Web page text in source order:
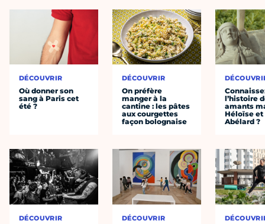
DÉCOUVRIR
Où donner son
sang à Paris cet
été ?
DÉCOUVRIR
DÉCOUVRIR
On préfère
manger à la
cantine : les pâtes
aux courgettes
façon bolognaise
DÉCOUVRIR
l’histoire
amants
Héloïse et
Abélard ?